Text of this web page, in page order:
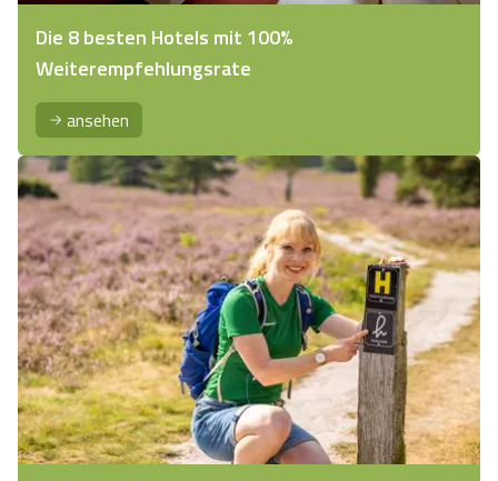
Die 8 besten Hotels mit 100%
Weiterempfehlungsrate
ansehen